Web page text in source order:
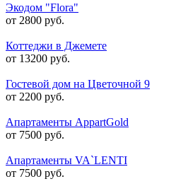
Экодом "Flora"
от 2800 руб.
Коттеджи в Джемете
от 13200 руб.
Гостевой дом на Цветочной 9
от 2200 руб.
Апартаменты AppartGold
от 7500 руб.
Апартаменты VA`LENTI
от 7500 руб.